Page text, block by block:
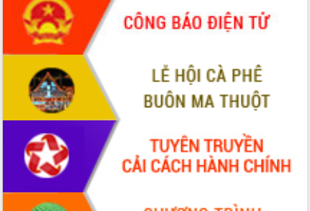
món ăn từ sầu riêng
Đắk Lắk công bố Quy hoạch và xúc
tiến đầu tư tỉnh
Ngành cá ngừ Đắk Lắk chủ động thích
ứng để giữ vững thị trường xuất khẩu
Diễn đàn Kinh tế tư nhân Việt Nam đột
phá cơ chế - Hợp tác công tư
Đề án 06 tạo bước ngoặt đột phá trong
cải cách hành chính tỉnh Đắk Lắk
Kết nối tour, đẩy mạnh chuyển đổi số
để phát triển du lịch Đắk Lắk
Khởi động Dự án Đầu tư xây dựng hạ
tầng kỹ thuật Cụm công nghiệp Tân